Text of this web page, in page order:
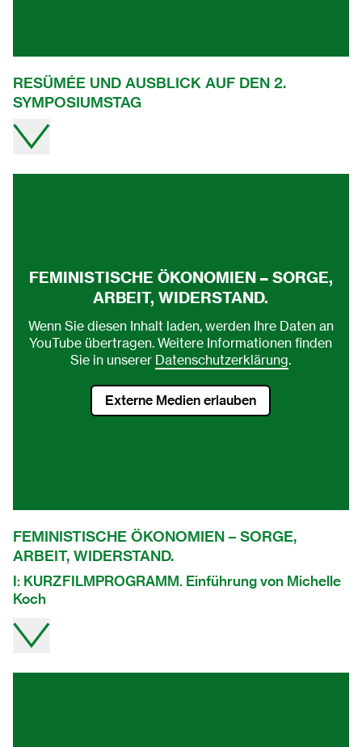
RESÜMÉE UND AUSBLICK AUF DEN 2.
SYMPOSIUMSTAG
FEMINISTISCHE ÖKONOMIEN – SORGE,
ARBEIT, WIDERSTAND.
Wenn Sie diesen Inhalt laden, werden Ihre Daten an
YouTube übertragen. Weitere Informationen finden
Sie in unserer Datenschutzerklärung.
Externe Medien erlauben
FEMINISTISCHE ÖKONOMIEN – SORGE,
ARBEIT, WIDERSTAND.
I: KURZFILMPROGRAMM. Einführung von Michelle
Koch